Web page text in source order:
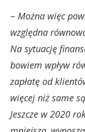
– Można więc
względna
Na sytuację
bowiem wpływ
zapłatę od
więcej niż same
Jeszcze w 2020